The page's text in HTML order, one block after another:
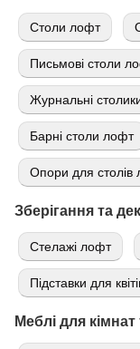
Cтоли лофт
Письмові столи
Журнальні
Барні столи лофт
Опори для столів
Зберігання та
Стелажі лофт
Підставки для
Меблі для кімнат